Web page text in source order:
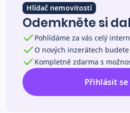
Ceny prodaných
Okamžitý výkup
Přehled realitních
Hlídač nemovitostí
Odemkněte si
Pohlídáme za vás celý
O nových inzerátech
Kompletně zdarma s
Přihlásit se